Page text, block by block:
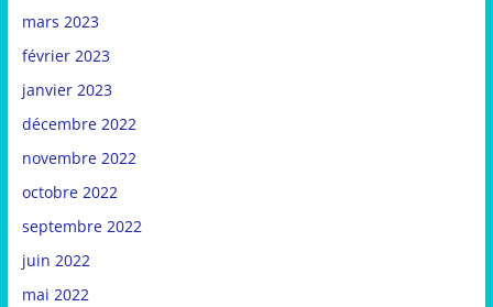
mars 2023
février 2023
janvier 2023
décembre 2022
novembre 2022
octobre 2022
septembre 2022
juin 2022
mai 2022